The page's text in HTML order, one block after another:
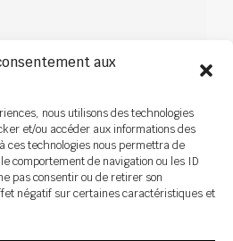
aux
nous utilisons des technologies
et/ou accéder aux informations des
ces technologies nous permettra de
comportement de navigation ou les ID
pas consentir ou de retirer son
négatif sur certaines caractéristiques et